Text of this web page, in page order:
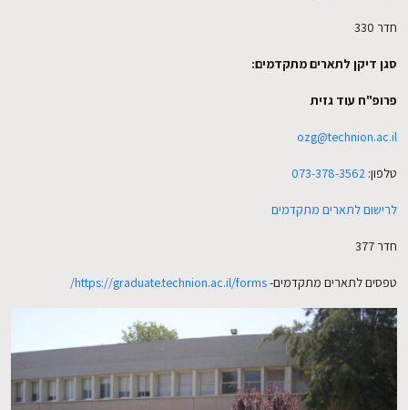
EN
חדר 330
סגן דיקן לתארים מתקדמים:
פרופ"ח עוד גזית
ozg@technion.ac.il
טלפון: 073-378-3562
לרישום לתארים מתקדמים
חדר 377
טפסים לתארים מתקדמים-https://graduate.technion.ac.il/forms/